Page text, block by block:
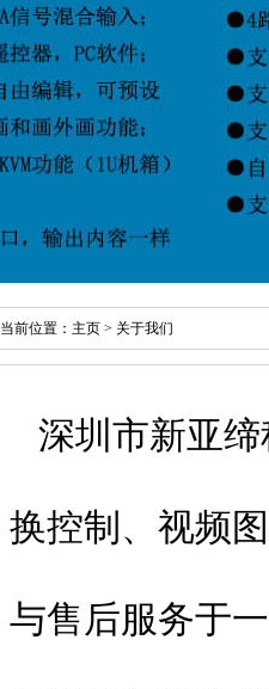
当前位置： 主页 > 关于我们
深圳市新亚缔
换控制、视频
与售后服务于